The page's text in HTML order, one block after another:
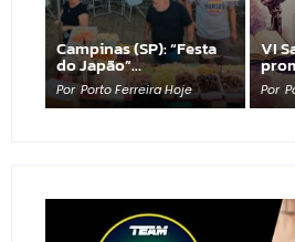
Campinas (SP): “Festa
do Japão”…
Por Porto Ferreira Hoje
VI
Por